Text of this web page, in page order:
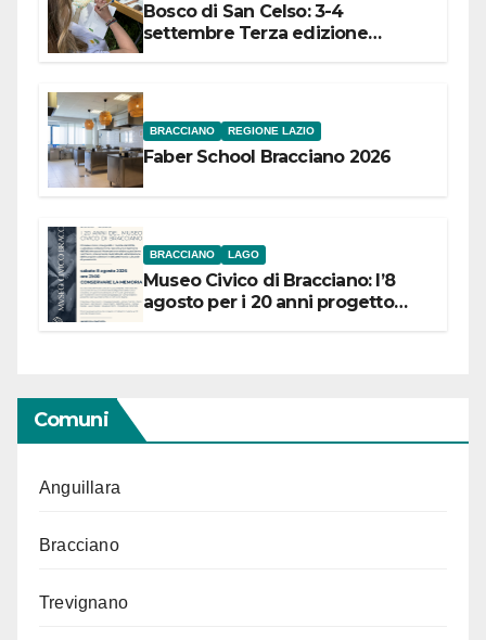
Bosco di San Celso: 3-4
settembre Terza edizione
BRACCIANO REGIONE LAZIO
Faber School Bracciano 2026
BRACCIANO LAGO
Museo Civico di Bracciano: l’8
agosto per i 20 anni progetto
Comuni
Anguillara
Bracciano
Trevignano